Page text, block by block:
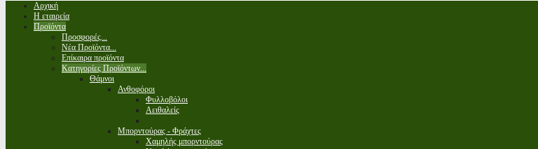
Αρχική
Η εταιρεία
Προϊόντα
Προσφορές...
Νέα Προϊόντα...
Επίκαιρα προϊόντα
Κατηγορίες Προϊόντων...
Θάμνοι
Ανθοφόροι
Φυλλοβόλοι
Αειθαλείς
Μπορντούρας - Φράχτες
Χαμηλής μπορντούρας